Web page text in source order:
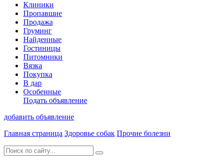
Клиники
Пропавшие
Продажа
Груминг
Найденные
Гостиницы
Питомники
Вязка
Покупка
В дар
Особенные
Подать объявление
добавить объявление
Главная страница Здоровье собак Прочие болезни